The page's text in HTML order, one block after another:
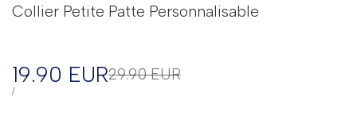
Collier Petite Patte Personnalisable
Prix
29.90 EUR
Prix
en
19.90 EUR
PRIX
/PAR